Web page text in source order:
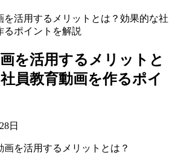
を活用するメリットとは？効果的な社
るポイントを解説
を活用するメリットと
員教育動画を作るポイ
日